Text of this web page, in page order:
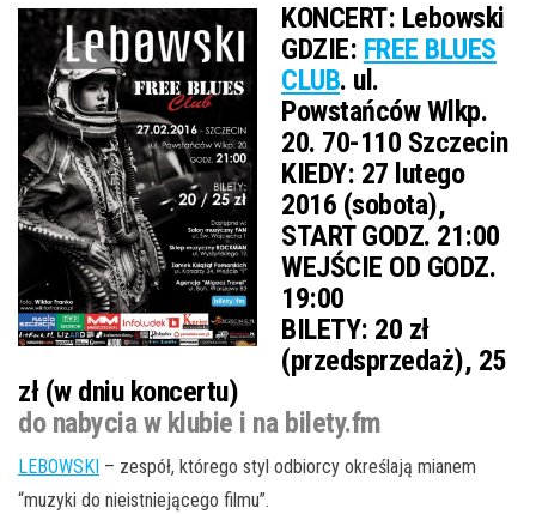
KONCERT: Lebowski
GDZIE: FREE BLUES
CLUB. ul.
Powstańców Wlkp.
20. 70-110 Szczecin
KIEDY: 27 lutego
2016 (sobota),
START GODZ. 21:00
WEJŚCIE OD GODZ.
19:00
BILETY: 20 zł
(przedsprzedaż), 25
zł (w dniu koncertu)
do nabycia w klubie i na bilety.fm
LEBOWSKI – zespół, którego styl odbiorcy określają mianem
“muzyki do nieistniejącego filmu”.